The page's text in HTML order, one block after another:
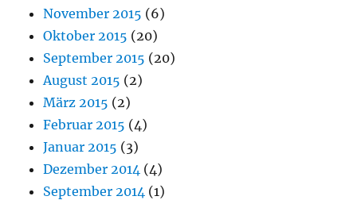
November 2015 (6)
Oktober 2015 (20)
September 2015 (20)
August 2015 (2)
März 2015 (2)
Februar 2015 (4)
Januar 2015 (3)
Dezember 2014 (4)
September 2014 (1)